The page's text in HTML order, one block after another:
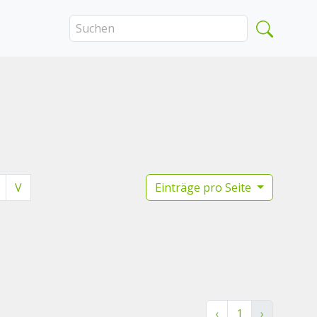
V
Einträge pro Seite
‹ 1 ›